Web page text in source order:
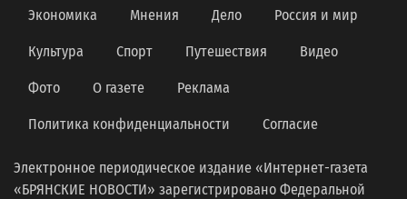
Экономика Мнения Дело Россия и мир
Культура Спорт Путешествия Видео
Фото О газете Реклама
Политика конфиденциальности Согласие
Электронное периодическое издание «Интернет-газета
«БРЯНСКИЕ НОВОСТИ» зарегистрировано Федеральной